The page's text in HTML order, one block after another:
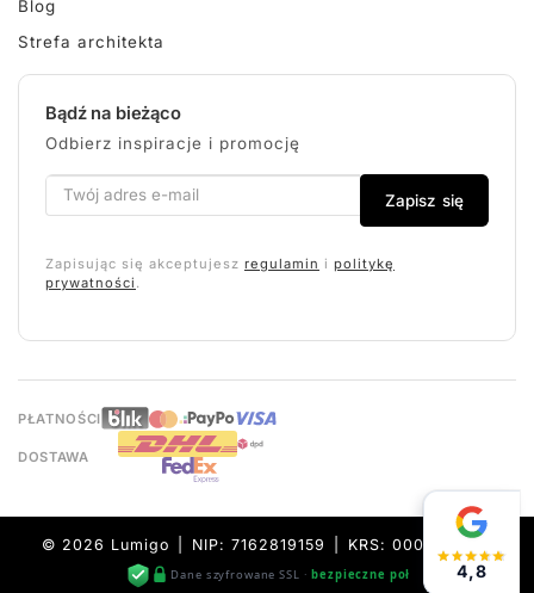
Blog
Strefa architekta
Bądź na bieżąco
Odbierz inspiracje i promocję
Zapisz się
Zapisując się akceptujesz regulamin i politykę
prywatności .
PŁATNOŚCI
DOSTAWA
© 2026 Lumigo | NIP: 7162819159 | KRS: 0000632157
Dane szyfrowane SSL · bezpieczne połączenie4,8